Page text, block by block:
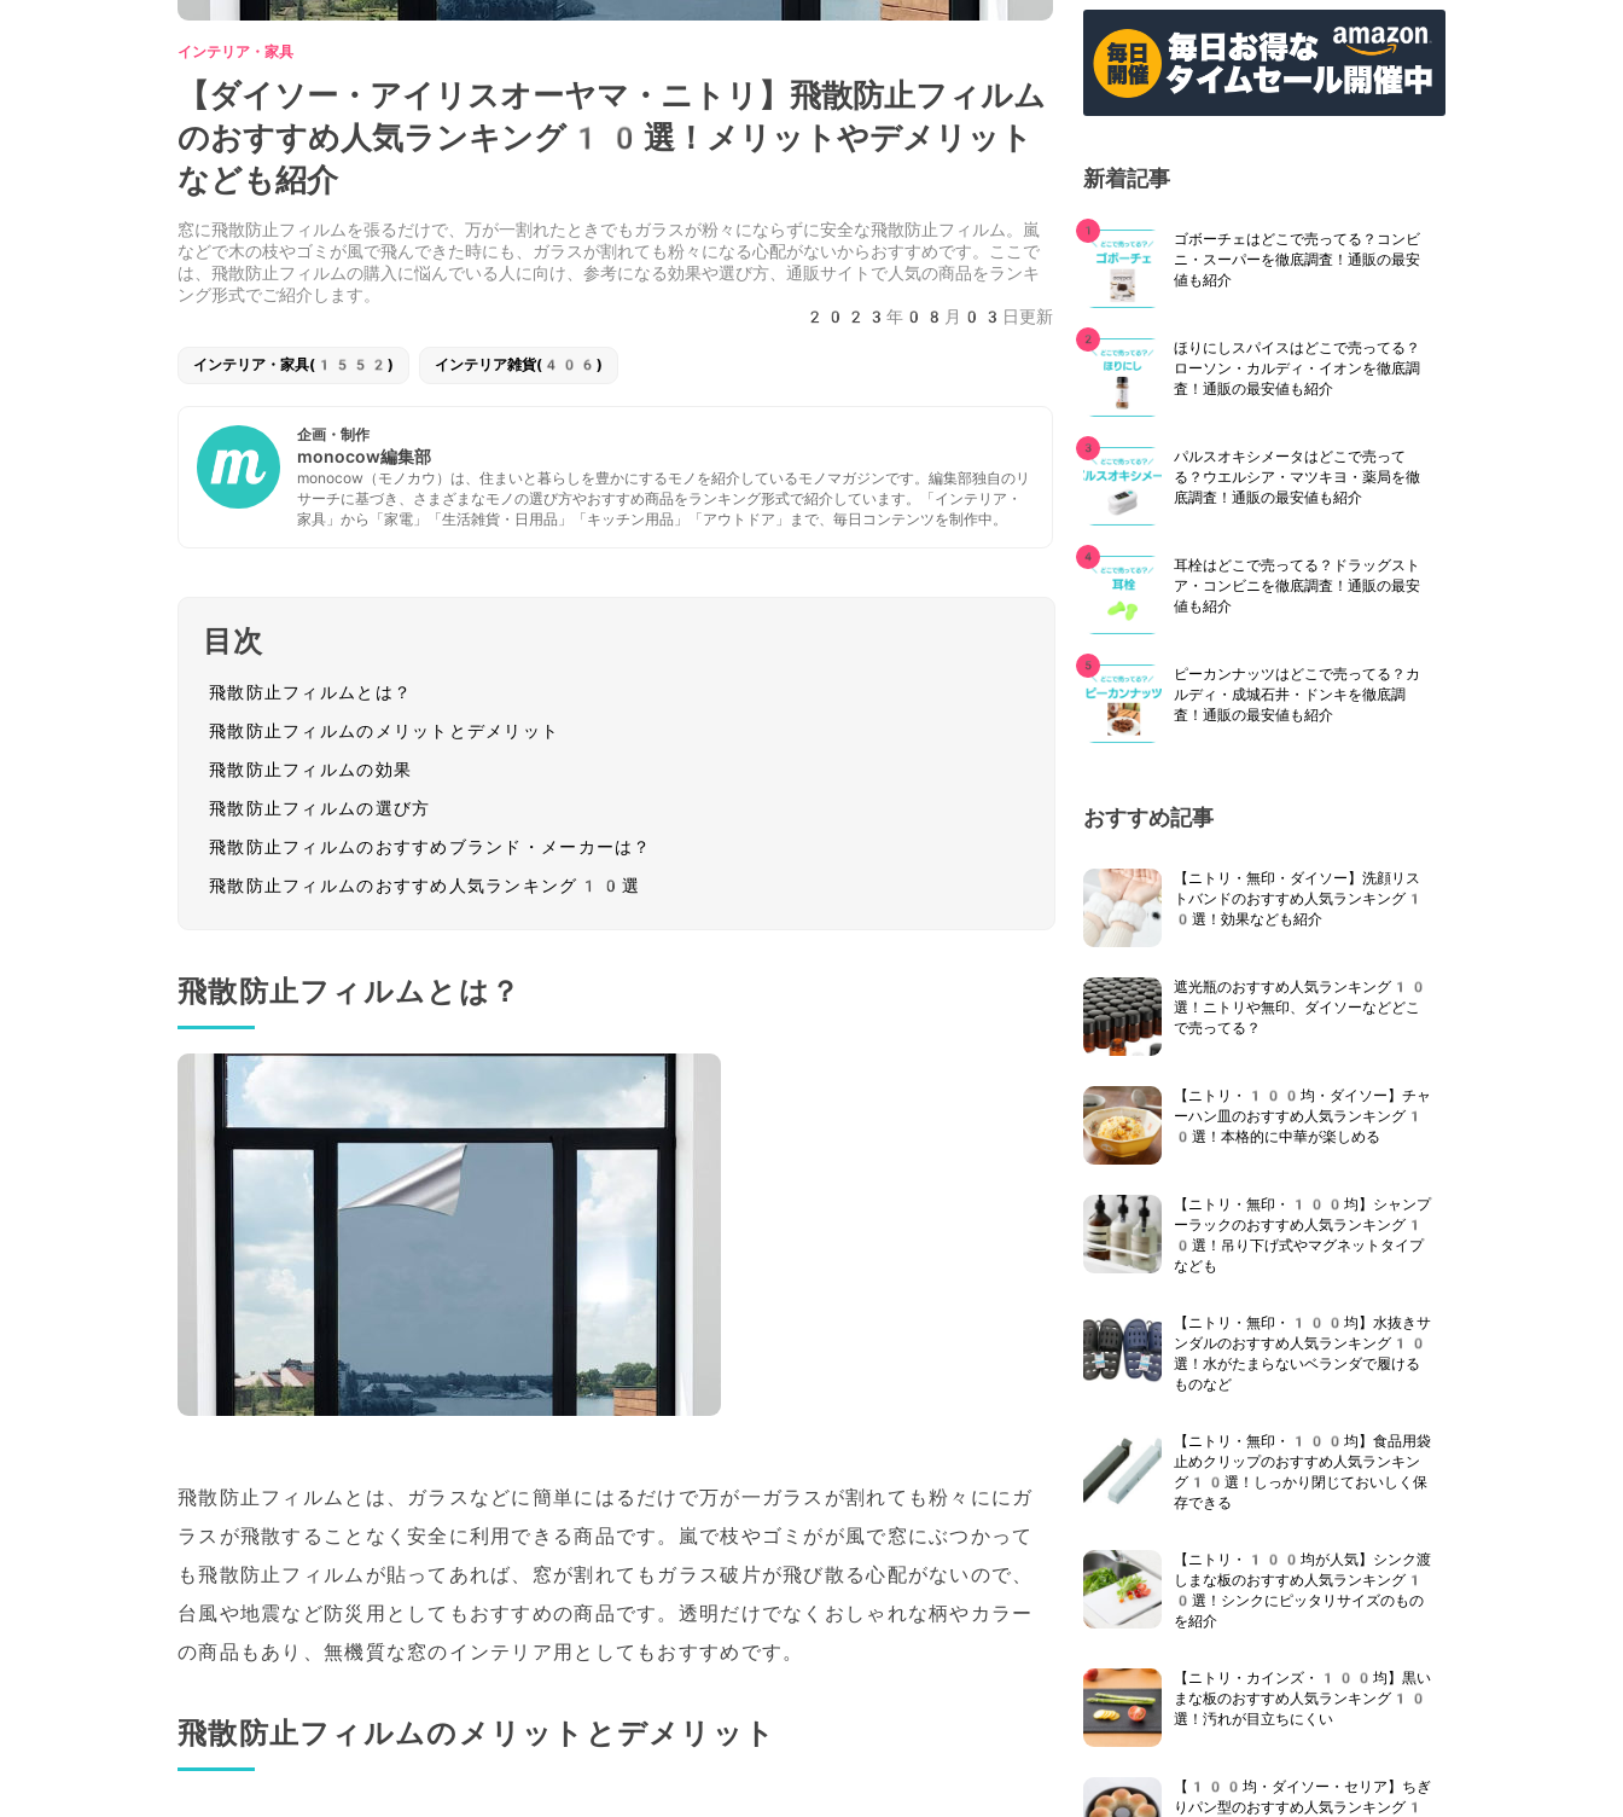
インテリア・家具
【ダイソー・アイリスオーヤマ・ニトリ】飛散防止フィルム
のおすすめ人気ランキング10選！メリットやデメリット
なども紹介
窓に飛散防止フィルムを張るだけで、万が一割れたときでもガラスが粉々にならずに安全な飛散防止フィルム。嵐
などで木の枝やゴミが風で飛んできた時にも、ガラスが割れても粉々になる心配がないからおすすめです。ここで
は、飛散防止フィルムの購入に悩んでいる人に向け、参考になる効果や選び方、通販サイトで人気の商品をランキ
ング形式でご紹介します。
2023年08月03日更新
インテリア・家具(1552) インテリア雑貨(406)
企画・制作
monocow編集部
monocow（モノカウ）は、住まいと暮らしを豊かにするモノを紹介しているモノマガジンです。編集部独自のリ
サーチに基づき、さまざまなモノの選び方やおすすめ商品をランキング形式で紹介しています。「インテリア・
家具」から「家電」「生活雑貨・日用品」「キッチン用品」「アウトドア」まで、毎日コンテンツを制作中。
目次
飛散防止フィルムとは？
飛散防止フィルムのメリットとデメリット
飛散防止フィルムの効果
飛散防止フィルムの選び方
飛散防止フィルムのおすすめブランド・メーカーは？
飛散防止フィルムのおすすめ人気ランキング10選
飛散防止フィルムとは？
飛散防止フィルムとは、ガラスなどに簡単にはるだけで万が一ガラスが割れても粉々ににガ
ラスが飛散することなく安全に利用できる商品です。嵐で枝やゴミがが風で窓にぶつかって
も飛散防止フィルムが貼ってあれば、窓が割れてもガラス破片が飛び散る心配がないので、
台風や地震など防災用としてもおすすめの商品です。透明だけでなくおしゃれな柄やカラー
の商品もあり、無機質な窓のインテリア用としてもおすすめです。
飛散防止フィルムのメリットとデメリット
新着記事
ゴボーチェはどこで売ってる？コンビ
ニ・スーパーを徹底調査！通販の最安
値も紹介
ほりにしスパイスはどこで売ってる？
ローソン・カルディ・イオンを徹底調
査！通販の最安値も紹介
パルスオキシメータはどこで売って
る？ウエルシア・マツキヨ・薬局を徹
底調査！通販の最安値も紹介
耳栓はどこで売ってる？ドラッグスト
ア・コンビニを徹底調査！通販の最安
値も紹介
ピーカンナッツはどこで売ってる？カ
ルディ・成城石井・ドンキを徹底調
査！通販の最安値も紹介
おすすめ記事
【ニトリ・無印・ダイソー】洗顔リス
トバンドのおすすめ人気ランキング1
0選！効果なども紹介
遮光瓶のおすすめ人気ランキング10
選！ニトリや無印、ダイソーなどどこ
で売ってる？
【ニトリ・100均・ダイソー】チャ
ーハン皿のおすすめ人気ランキング1
0選！本格的に中華が楽しめる
【ニトリ・無印・100均】シャンプ
ーラックのおすすめ人気ランキング1
0選！吊り下げ式やマグネットタイプ
なども
【ニトリ・無印・100均】水抜きサ
ンダルのおすすめ人気ランキング10
選！水がたまらないベランダで履ける
ものなど
【ニトリ・無印・100均】食品用袋
止めクリップのおすすめ人気ランキン
グ10選！しっかり閉じておいしく保
存できる
【ニトリ・100均が人気】シンク渡
しまな板のおすすめ人気ランキング1
0選！シンクにピッタリサイズのもの
を紹介
【ニトリ・カインズ・100均】黒い
まな板のおすすめ人気ランキング10
選！汚れが目立ちにくい
【100均・ダイソー・セリア】ちぎ
りパン型のおすすめ人気ランキング1